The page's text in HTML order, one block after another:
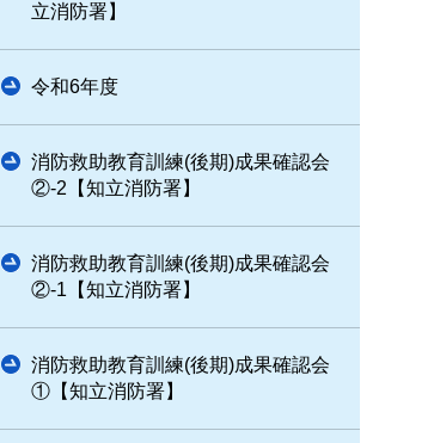
立消防署】
令和6年度
消防救助教育訓練(後期)成果確認会
②-2【知立消防署】
消防救助教育訓練(後期)成果確認会
②-1【知立消防署】
消防救助教育訓練(後期)成果確認会
①【知立消防署】